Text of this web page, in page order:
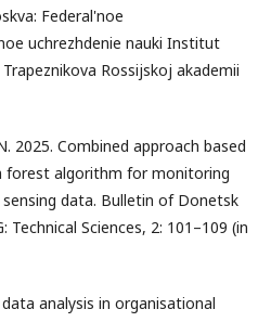
Federal'noe
uchrezhdenie nauki Institut
Rossijskoj akademii
2025. Combined approach based
forest algorithm for monitoring
data. Bulletin of Donetsk
Technical Sciences, 2: 101–109 (in
analysis in organisational